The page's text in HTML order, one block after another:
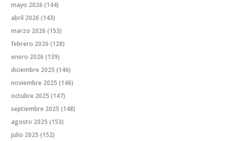
mayo 2026 (144)
abril 2026 (143)
marzo 2026 (153)
febrero 2026 (128)
enero 2026 (139)
diciembre 2025 (146)
noviembre 2025 (146)
octubre 2025 (147)
septiembre 2025 (148)
agosto 2025 (153)
julio 2025 (152)